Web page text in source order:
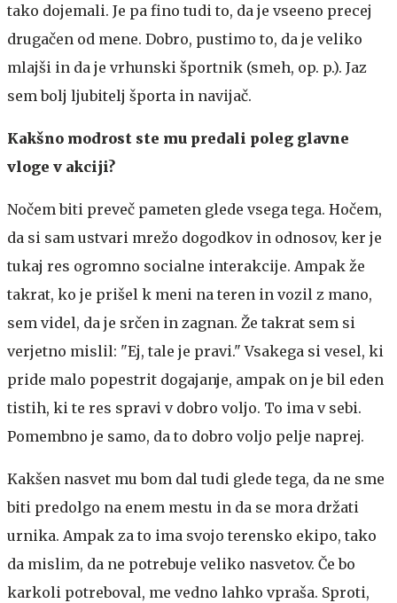
tako dojemali. Je pa fino tudi to, da je vseeno precej
drugačen od mene. Dobro, pustimo to, da je veliko
mlajši in da je vrhunski športnik (smeh, op. p.). Jaz
sem bolj ljubitelj športa in navijač.
Kakšno modrost ste mu predali poleg glavne
vloge v akciji?
Nočem biti preveč pameten glede vsega tega. Hočem,
da si sam ustvari mrežo dogodkov in odnosov, ker je
tukaj res ogromno socialne interakcije. Ampak že
takrat, ko je prišel k meni na teren in vozil z mano,
sem videl, da je srčen in zagnan. Že takrat sem si
verjetno mislil: "Ej, tale je pravi." Vsakega si vesel, ki
pride malo popestrit dogajanje, ampak on je bil eden
tistih, ki te res spravi v dobro voljo. To ima v sebi.
Pomembno je samo, da to dobro voljo pelje naprej.
Kakšen nasvet mu bom dal tudi glede tega, da ne sme
biti predolgo na enem mestu in da se mora držati
urnika. Ampak za to ima svojo terensko ekipo, tako
da mislim, da ne potrebuje veliko nasvetov. Če bo
karkoli potreboval, me vedno lahko vpraša. Sproti,